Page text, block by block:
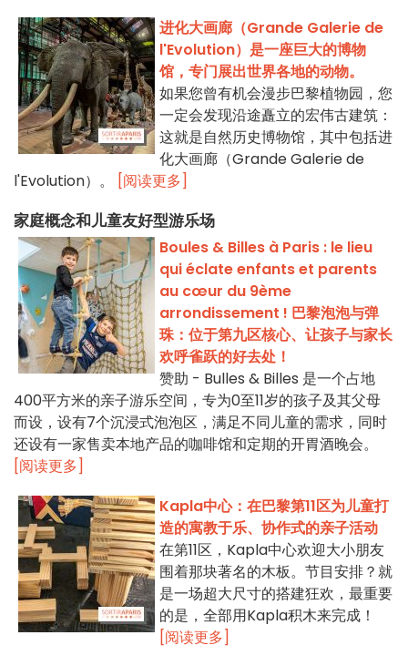
进化大画廊（Grande Galerie de
l'Evolution）是一座巨大的博物
馆，专门展出世界各地的动物。
如果您曾有机会漫步巴黎植物园，您
一定会发现沿途矗立的宏伟古建筑：
这就是自然历史博物馆，其中包括进
化大画廊（Grande Galerie de
l'Evolution）。
[阅读更多]
家庭概念和儿童友好型游乐场
Boules & Billes à Paris : le lieu
qui éclate enfants et parents
au cœur du 9ème
arrondissement ! 巴黎泡泡与弹
珠：位于第九区核心、让孩子与家长
欢呼雀跃的好去处！
赞助 - Bulles & Billes 是一个占地
400平方米的亲子游乐空间，专为0至11岁的孩子及其父母
而设，设有7个沉浸式泡泡区，满足不同儿童的需求，同时
还设有一家售卖本地产品的咖啡馆和定期的开胃酒晚会。
[阅读更多]
Kapla中心：在巴黎第11区为儿童打
造的寓教于乐、协作式的亲子活动
在第11区，Kapla中心欢迎大小朋友
围着那块著名的木板。节目安排？就
是一场超大尺寸的搭建狂欢，最重要
的是，全部用Kapla积木来完成！
[阅读更多]